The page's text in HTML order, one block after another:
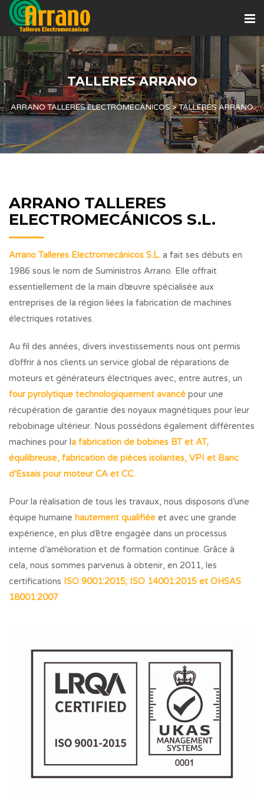
TALLERES ARRANO
ARRANO TALLERES ELECTROMECÁNICOS>TALLERES ARRANO
ARRANO TALLERES
ELECTROMECÁNICOS S.L.
Arrano Talleres Electromecánicos S.L. a fait ses débuts en
1986 sous le nom de Suministros Arrano. Elle offrait
essentiellement de la main d’œuvre spécialisée aux
entreprises de la région liées la fabrication de machines
électriques rotatives.
Au fil des années, divers investissements nous ont permis
d’offrir à nos clients un service global de réparations de
moteurs et générateurs électriques avec, entre autres, un
four pyrolytique technologiquement avancé pour une
récupération de garantie des noyaux magnétiques pour leur
rebobinage ultérieur. Nous possédons également différentes
machines pour l a fabrication de bobines BT et AT,
équilibreuse, fabrication de pièces isolantes, VPI et Banc
d’Essais pour moteur CA et CC.
Pour la réalisation de tous les travaux, nous disposons d’une
équipe humaine hautement qualifiée et avec une grande
expérience, en plus d’être engagée dans un processus
interne d’amélioration et de formation continue. Grâce à
cela, nous sommes parvenus à obtenir, en 2011, les
certifications ISO 9001:2015; ISO 14001:2015 et OHSAS
18001:2007